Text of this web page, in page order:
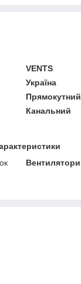
VENTS
Україна
Прямокутний
Канальний
Вентилятори